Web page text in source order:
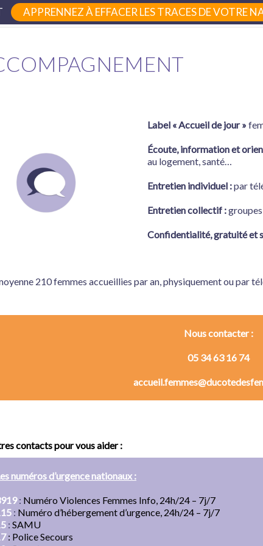
• 8 rue Jean-Jaurès 31600 Muret
Label « Accueil de jour »
Écoute, information et
au logement, santé…
Entretien individuel :par
Entretien collectif :
Confidentialité, gratuité et
210 femmes accueillies par an, physiquement ou par
Nous contacter :
05 34 63 16 74
contacts pour vous aider :
numéros d’urgence nationaux :
: Numéro Violences Femmes Info, 24h/24 – 7j/7
: Numéro d’hébergement d’urgence, 24h/24 – 7j/7
: SAMU
: Police Secours
APPRENNEZ À EFFACER LES TRACES DE VOTRE